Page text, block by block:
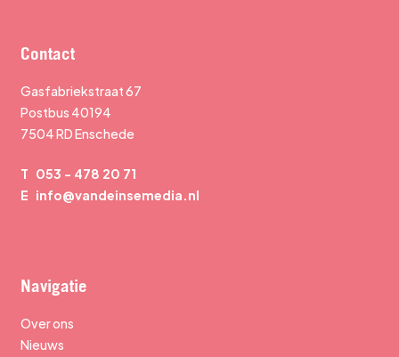
Contact
Gasfabriekstraat 67
Postbus 40194
7504 RD Enschede
T 053 - 478 20 71
E info@vandeinsemedia.nl
Navigatie
Over ons
Nieuws